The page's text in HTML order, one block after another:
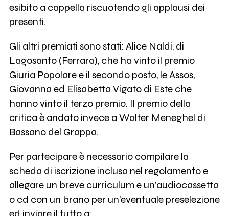
esibito a cappella riscuotendo gli applausi dei
presenti.
Gli altri premiati sono stati: Alice Naldi, di
Lagosanto (Ferrara), che ha vinto il premio
Giuria Popolare e il secondo posto, le Assos,
Giovanna ed Elisabetta Vigato di Este che
hanno vinto il terzo premio. Il premio della
critica è andato invece a Walter Meneghel di
Bassano del Grappa.
Per partecipare è necessario compilare la
scheda di iscrizione inclusa nel regolamento e
allegare un breve curriculum e un’audiocassetta
o cd con un brano per un’eventuale preselezione